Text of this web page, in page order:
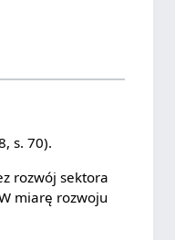
s. 70).
rozwój sektora
miarę rozwoju